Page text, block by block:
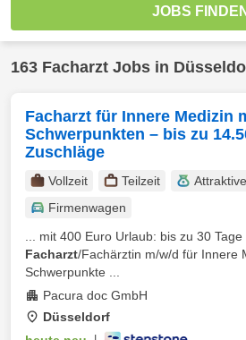
163 Facharzt Jobs in
Facharzt für Innere Medizin
Schwerpunkten – bis zu
Zuschläge
Vollzeit Teilzeit
Firmenwagen
... mit 400 Euro Urlaub: bis zu 30
Facharzt/Fachärztin m/w/d für Innere
Schwerpunkte ...
Pacura doc GmbH
Düsseldorf